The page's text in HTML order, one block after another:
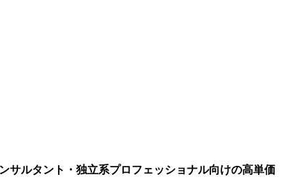
サルタント・独立系プロフェッショナル向けの高単価